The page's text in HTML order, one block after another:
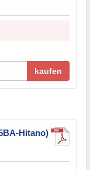
kaufen
Hitano)